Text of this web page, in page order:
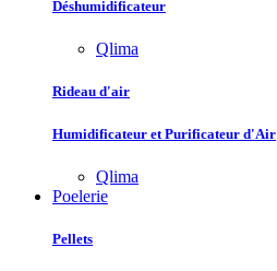
Déshumidificateur
Qlima
Rideau d'air
Humidificateur et Purificateur d'Air
Qlima
Poelerie
Pellets